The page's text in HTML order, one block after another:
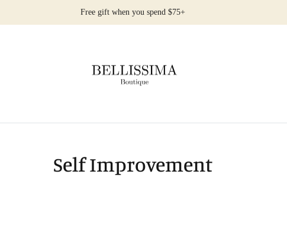
Free gift when you spend $75+
Self Improvement